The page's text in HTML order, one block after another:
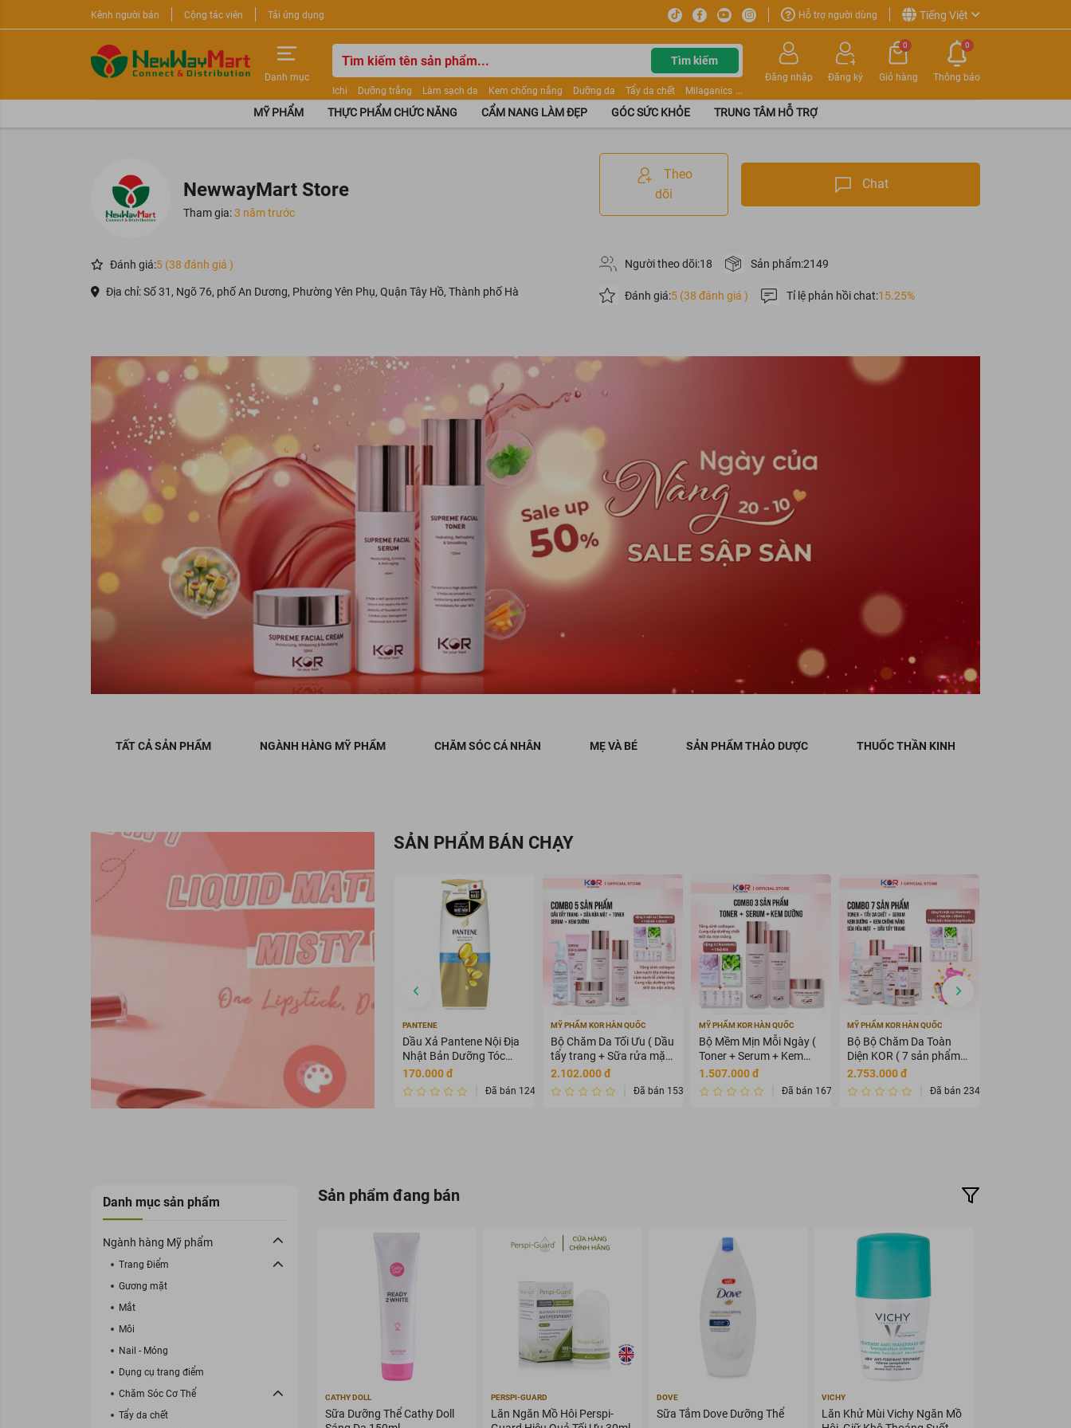
Kênh người bán Cộng tác viên Tải ứng dụng Hỗ trợ người dùng Tiếng Việt
Danh mục
Tìm kiếm
Ichi Dưỡng trắng Làm sạch da Kem chống nắng Dưỡng da Tẩy da chết
Milaganics
Nước tẩy trang
Kem trang điểm Dưỡng trắng Dior Mỹ phẩm Mặt nạ
Tinh chất
Sữa rửa mặt
Kem Mộc Qua
Đăng nhập Đăng ký
0
Giỏ hàng Thông báo
0
MỸ PHẨM THỰC PHẨM CHỨC NĂNG CẨM NANG LÀM ĐẸP GÓC SỨC KHỎE TRUNG TÂM HỖ TRỢ
NewwayMart Store
Tham gia:3 năm trước
Đánh giá:5 (38 đánh giá )
Địa chỉ: Số 31, Ngõ 76, phố An Dương, Phường Yên Phụ, Quận Tây Hồ, Thành phố Hà
Theo
dõi
Chat
Người theo dõi:18 Sản phẩm:2149
Đánh giá:5 (38 đánh giá ) Tỉ lệ phản hồi chat:15.25%
TẤT CẢ SẢN PHẨM NGÀNH HÀNG MỸ PHẨM CHĂM SÓC CÁ NHÂN MẸ VÀ BÉ SẢN PHẨM THẢO DƯỢC THUỐC THẦN KINH
SẢN PHẨM BÁN CHẠY
PANTENE
Dầu Xả Pantene Nội Địa
Nhật Bản Dưỡng Tóc
Mềm Mượt 400g
170.000 đ
Đã bán 124
MỸ PHẨM KOR HÀN QUỐC
Bộ Chăm Da Tối Ưu ( Dầu
tẩy trang + Sữa rửa mặt
+ Toner + Serum + Kem
dưỡng )
2.102.000 đ
Đã bán 1534232
MỸ PHẨM KOR HÀN QUỐC
Bộ Mềm Mịn Mỗi Ngày (
Toner + Serum + Kem
dưỡng )
1.507.000 đ
Đã bán 1678432
MỸ PHẨM KOR HÀN QUỐC
Bộ Bộ Chăm Da Toàn
Diện KOR ( 7 sản phẩm
KOR )
2.753.000 đ
Đã bán 2345675
Danh mục sản phẩm
Ngành hàng Mỹ phẩm
Trang Điểm
Gương mặt
Mắt
Môi
Nail - Móng
Dụng cụ trang điểm
Chăm Sóc Cơ Thể
Tẩy da chết
Sản phẩm đang bán
CATHY DOLL
Sữa Dưỡng Thể Cathy Doll
PERSPI-GUARD
Lăn Ngăn Mồ Hôi Perspi-
DOVE
Sữa Tắm Dove Dưỡng Thể
VICHY
Lăn Khử Mùi Vichy Ngăn Mồ